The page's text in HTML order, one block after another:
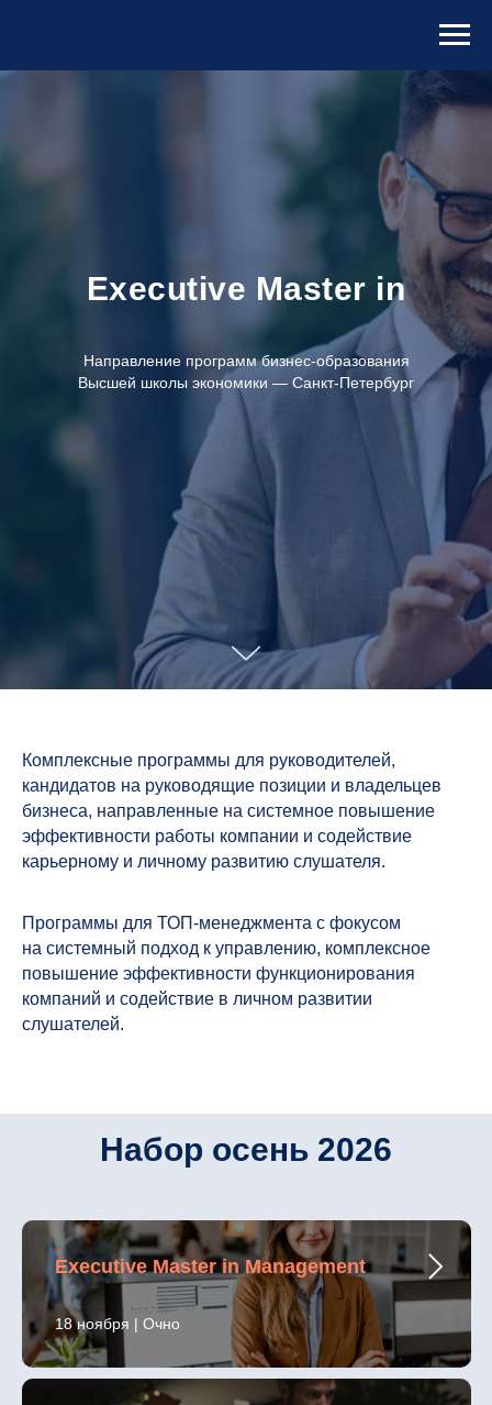
Executive Master in
Направление программ бизнес-образования
Высшей школы экономики — Санкт-Петербург
Комплексные программы для руководителей,
кандидатов на руководящие позиции и владельцев
бизнеса, направленные на системное повышение
эффективности работы компании и содействие
карьерному и личному развитию слушателя.
Программы для ТОП-менеджмента с фокусом
на системный подход к управлению, комплексное
повышение эффективности функционирования
компаний и содействие в личном развитии
слушателей.
Набор осень 2026
Executive Master in Management
18 ноября | Очно